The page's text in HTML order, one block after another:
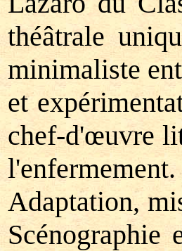
théâtrale
minimaliste
et
chef-d'œuvre
l'enfermement.
Adaptation,
Scénographie